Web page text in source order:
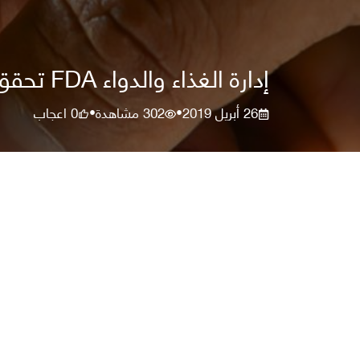
إدارة الغذاء والدواء FDA تحقق في احتمالية وجود ارتباط بين السجائر الإلكترونية و النوبات
26 أبريل 2019 •
302مشاهدة•
0اعجاب